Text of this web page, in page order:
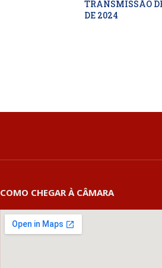
TRANSMISSÃO
DE 2024
COMO CHEGAR À CÂMARA